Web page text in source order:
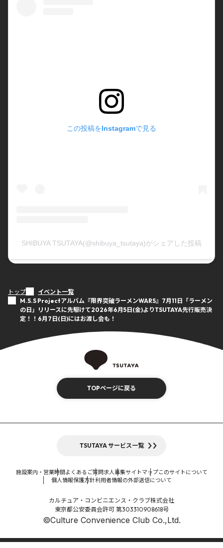
トップ
イベント一覧
M.S.S Projectアルバム『限界突破ラーメンWARS』7月11日「ラーメン
の日」リリースに先駆けて2026年6月5日(金)よりTSUTAYA先行販売決
定！！6月7日(日)にはお渡し会も！
この投稿をInstagramで見る
SHIBUYA TSUTAYA(@shibuya_tsutaya)がシェアした投稿
TOPページに戻る
TSUTAYA サービス一覧
施設案内・営業時間 よくあるご質問求人募集サイトマップこのサイトについて
個人情報保護方針利用者情報の外部送信について
カルチュア・コンビニエンス・クラブ株式会社
東京都公安委員会許可 第303310908618号
©Culture Convenience Club Co.,Ltd.